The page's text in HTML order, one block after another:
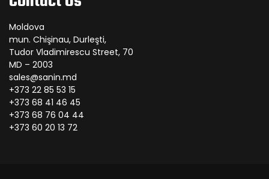
Moldova
mun. Chişinau, Durleşti,
Tudor Vladimirescu Street, 70
MD – 2003
sales@sanin.md
+373 22 85 53 15
+373 68 41 46 45
+373 68 76 04 44
+373 60 20 13 72